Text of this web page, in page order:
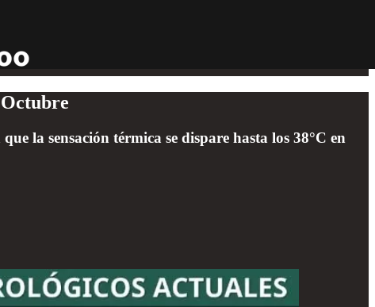
la sensación térmica se dispare hasta los 38°C en